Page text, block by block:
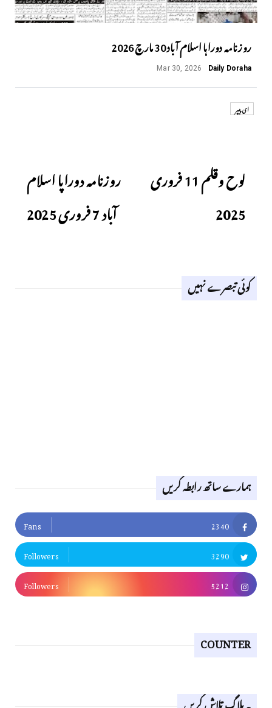
روزنامہ دوراہا اسلام آباد 30 مارچ 2026
Daily Doraha
Mar 30, 2026
ای پیپر
لوح وقلم 11 فروری
2025
روزنامہ دوراپا اسلام
آباد 7 فروری 2025
کوئی تبصرے نہیں
ہمارے ساتھ رابطہ کریں
2340
Fans
3290
Followers
5212
Followers
COUNTER
یہ بلاگ تلاش کریں